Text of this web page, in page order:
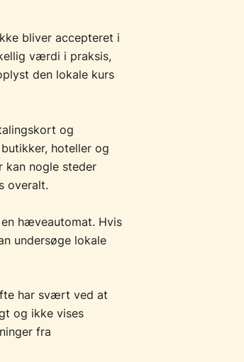
bliver accepteret i
værdi i praksis,
den lokale kurs
og
hoteller og
kan nogle steder
overalt.
hæveautomat. Hvis
undersøge lokale
har svært ved at
og ikke vises
fra